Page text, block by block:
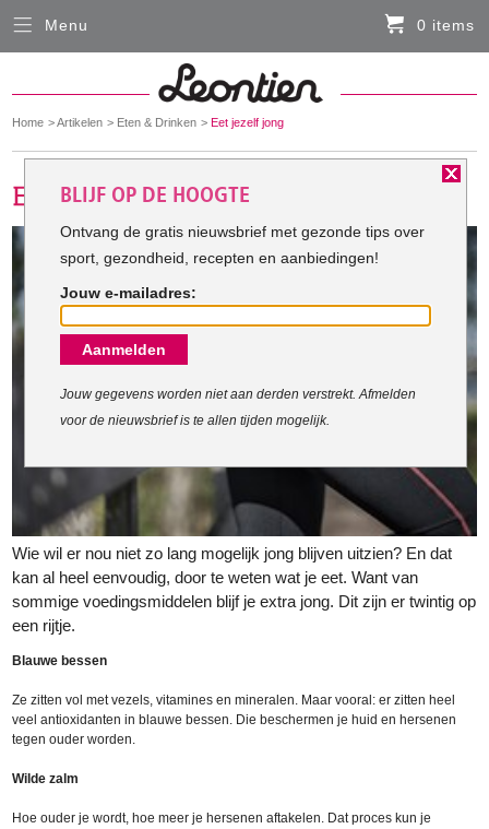
You
here:
Home Artikelen Eten & Drinken Eet jezelf jong
Wie wil er nou niet zo lang mogelijk jong blijven uitzien? En dat
kan al heel eenvoudig, door te weten wat je eet. Want van
sommige voedingsmiddelen blijf je extra jong. Dit zijn er twintig op
een rijtje.
Blauwe bessen
Ze zitten vol met vezels, vitamines en mineralen. Maar vooral: er zitten heel
veel antioxidanten in blauwe bessen. Die beschermen je huid en hersenen
tegen ouder worden.
Wilde zalm
Hoe ouder je wordt, hoe meer je hersenen aftakelen. Dat proces kun je
Menu 0 items
Sluiten
HARDLOOPKLEDING
FIETSKLEDING
SERVICE
Inloggen
Contact- en adresgegevens
Levertijd, retourneren, ruilen
BLIJF OP DE HOOGTE
Ontvang de gratis nieuwsbrief met gezonde tips over
sport, gezondheid, recepten en aanbiedingen!
Jouw e-mailadres:
Aanmelden
Jouw gegevens worden niet aan derden verstrekt. Afmelden
voor de nieuwsbrief is te allen tijden mogelijk.